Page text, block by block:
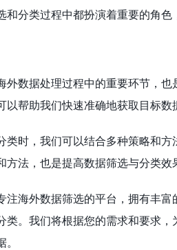
和分类过程中都扮演着重要的角色
外数据处理过程中的重要环节，
以帮助我们快速准确地获取目标数
类时，我们可以结合多种策略和
方法，也是提高数据筛选与分类效
注海外数据筛选的平台，拥有丰
类。我们将根据您的需求和要求